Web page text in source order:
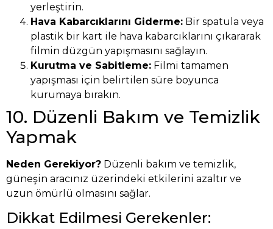
yerleştirin.
Hava Kabarcıklarını Giderme: Bir spatula veya
plastik bir kart ile hava kabarcıklarını çıkararak
filmin düzgün yapışmasını sağlayın.
Kurutma ve Sabitleme: Filmi tamamen
yapışması için belirtilen süre boyunca
kurumaya bırakın.
10. Düzenli Bakım ve Temizlik
Yapmak
Neden Gerekiyor? Düzenli bakım ve temizlik,
güneşin aracınız üzerindeki etkilerini azaltır ve
uzun ömürlü olmasını sağlar.
Dikkat Edilmesi Gerekenler: